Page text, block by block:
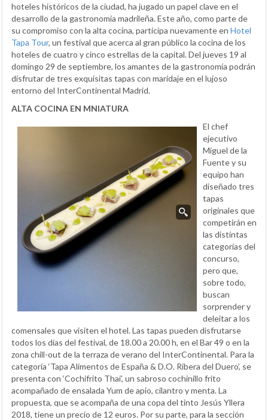
hoteles históricos de la ciudad, ha jugado un papel clave en el
desarrollo de la gastronomía madrileña. Este año, como parte de
su compromiso con la alta cocina, participa nuevamente en Hotel
Tapa Tour, un festival que acerca al gran público la cocina de los
hoteles de cuatro y cinco estrellas de la capital. Del jueves 19 al
domingo 29 de septiembre, los amantes de la gastronomía podrán
disfrutar de tres exquisitas tapas con maridaje en el lujoso
entorno del InterContinental Madrid.
ALTA COCINA EN MNIATURA
El chef
ejecutivo
Miguel de la
Fuente y su
equipo han
diseñado tres
tapas
originales que
competirán en
las distintas
categorías del
concurso,
pero que,
sobre todo,
buscan
sorprender y
deleitar a los
comensales que visiten el hotel. Las tapas pueden disfrutarse
todos los días del festival, de 18.00 a 20.00 h, en el Bar 49 o en la
zona chill-out de la terraza de verano del InterContinental. Para la
categoría ‘Tapa Alimentos de España & D.O. Ribera del Duero’, se
presenta con ‘Cochifrito Thai’, un sabroso cochinillo frito
acompañado de ensalada Yum de apio, cilantro y menta. La
propuesta, que se acompaña de una copa del tinto Jesús Yllera
2018, tiene un precio de 12 euros. Por su parte, para la sección